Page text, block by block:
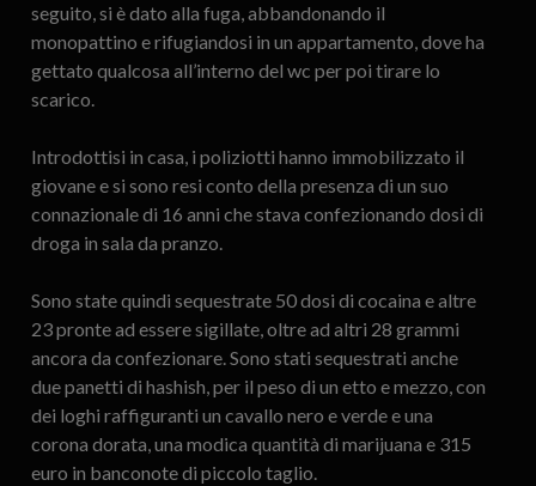
seguito, si è dato alla fuga, abbandonando il
monopattino e rifugiandosi in un appartamento, dove ha
gettato qualcosa all’interno del wc per poi tirare lo
scarico.
Introdottisi in casa, i poliziotti hanno immobilizzato il
giovane e si sono resi conto della presenza di un suo
connazionale di 16 anni che stava confezionando dosi di
droga in sala da pranzo.
Sono state quindi sequestrate 50 dosi di cocaina e altre
23 pronte ad essere sigillate, oltre ad altri 28 grammi
ancora da confezionare. Sono stati sequestrati anche
due panetti di hashish, per il peso di un etto e mezzo, con
dei loghi raffiguranti un cavallo nero e verde e una
corona dorata, una modica quantità di marijuana e 315
euro in banconote di piccolo taglio.